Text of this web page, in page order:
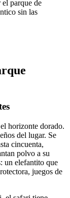
parque de
sin las
horizonte dorado.
del lugar. Se
cincuenta,
polvo a su
un elefantito que
juegos de